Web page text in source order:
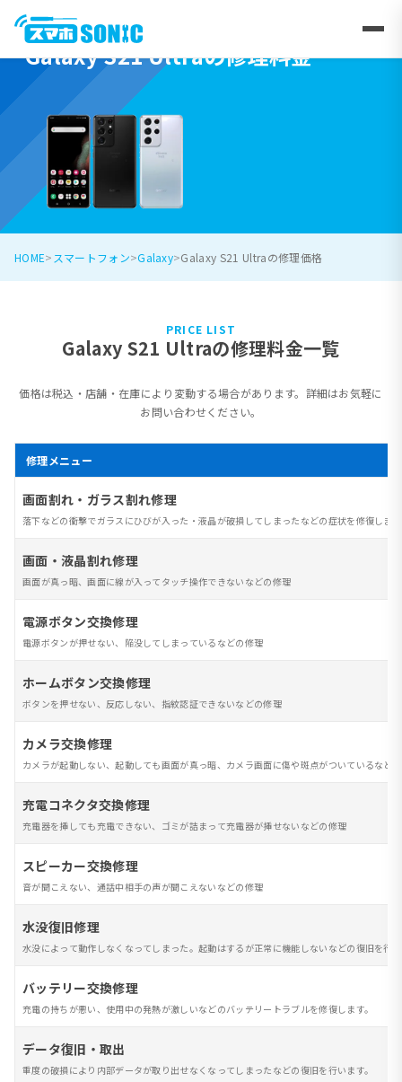
Galaxy S21 Ultraの修理料金
HOME スマートフォン Galaxy Galaxy S21 Ultraの修理価格
PRICE LIST
Galaxy S21 Ultraの修理料金一覧
価格は税込・店舗・在庫により変動する場合があります。詳細はお気軽に
お問い合わせください。
修理メニュー
画面割れ・ガラス割れ修理
落下などの衝撃でガラスにひびが入った・液晶が破損してしまったなどの症状を修復しま
画面・液晶割れ修理
画面が真っ暗、画面に線が入ってタッチ操作できないなどの修理
電源ボタン交換修理
電源ボタンが押せない、陥没してしまっているなどの修理
ホームボタン交換修理
ボタンを押せない、反応しない、指紋認証できないなどの修理
カメラ交換修理
カメラが起動しない、起動しても画面が真っ暗、カメラ画面に傷や斑点がついているなど
充電コネクタ交換修理
充電器を挿しても充電できない、ゴミが詰まって充電器が挿せないなどの修理
スピーカー交換修理
音が聞こえない、通話中相手の声が聞こえないなどの修理
水没復旧修理
水没によって動作しなくなってしまった。起動はするが正常に機能しないなどの復旧を行
バッテリー交換修理
充電の持ちが悪い、使用中の発熱が激しいなどのバッテリートラブルを修復します。
データ復旧・取出
重度の破損により内部データが取り出せなくなってしまったなどの復旧を行います。